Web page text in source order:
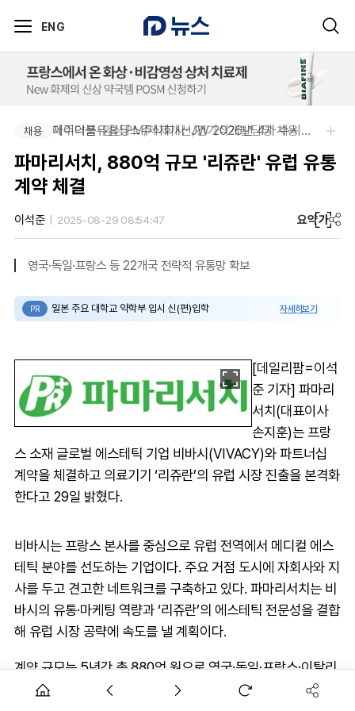
ENG
채용 제이더블유홀딩스주식회사-JW 2026년 4차 수시채용
채용 아주약품-임상PM/제제개선/건기식개발담당 채용
파마리서치, 880억 규모 '리쥬란' 유럽 유통
계약 체결
이석준 2025-08-29 08:54:47 요약가
영국·독일·프랑스 등 22개국 전략적 유통망 확보
PR 일본 주요 대학교 약학부 입시 신(편)입학 자세히보기
[데일리팜=이석
준 기자] 파마리
서치(대표이사
손지훈)는 프랑
스 소재 글로벌 에스테틱 기업 비바시(VIVACY)와 파트너십
계약을 체결하고 의료기기 ‘리쥬란’의 유럽 시장 진출을 본격화
한다고 29일 밝혔다.
비바시는 프랑스 본사를 중심으로 유럽 전역에서 메디컬 에스
테틱 분야를 선도하는 기업이다. 주요 거점 도시에 자회사와 지
사를 두고 견고한 네트워크를 구축하고 있다. 파마리서치는 비
바시의 유통·마케팅 역량과 ‘리쥬란’의 에스테틱 전문성을 결합
해 유럽 시장 공략에 속도를 낼 계획이다.
계약 규모는 5년간 총 880억 원으로 영국·독일·프랑스·이탈리
아·스페인 등 서유럽 주요국을 포함한 22개국에 걸친 전략적